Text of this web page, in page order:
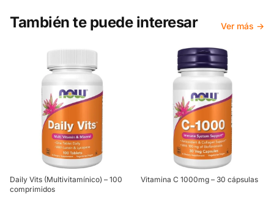
También te puede interesar Ver más →
Daily Vits (Multivitamínico) – 100
comprimidos
Vitamina C 1000mg – 30 cápsulas